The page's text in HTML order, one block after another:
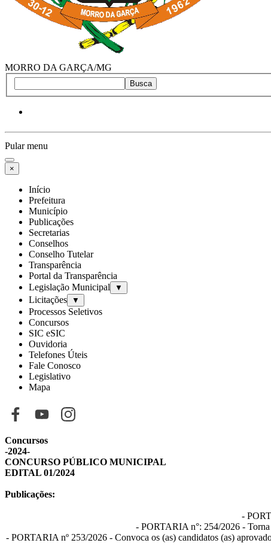
MORRO DA GARÇA/MG
Busca
Pular menu
×
Início
Prefeitura
Município
Publicações
Secretarias
Conselhos
Conselho Tutelar
Transparência
Portal da Transparência
Legislação Municipal
▼
Licitações ▼
Processos Seletivos
Concursos
SIC eSIC
Ouvidoria
Telefones Úteis
Fale Conosco
Legislativo
Mapa
Concursos
-2024-
CONCURSO PÚBLICO MUNICIPAL
EDITAL 01/2024
Publicações:
-
- PORTARIA n°: 254/2026 -
- PORTARIA nº 253/2026 - Convoca os (as) candidatos (as)